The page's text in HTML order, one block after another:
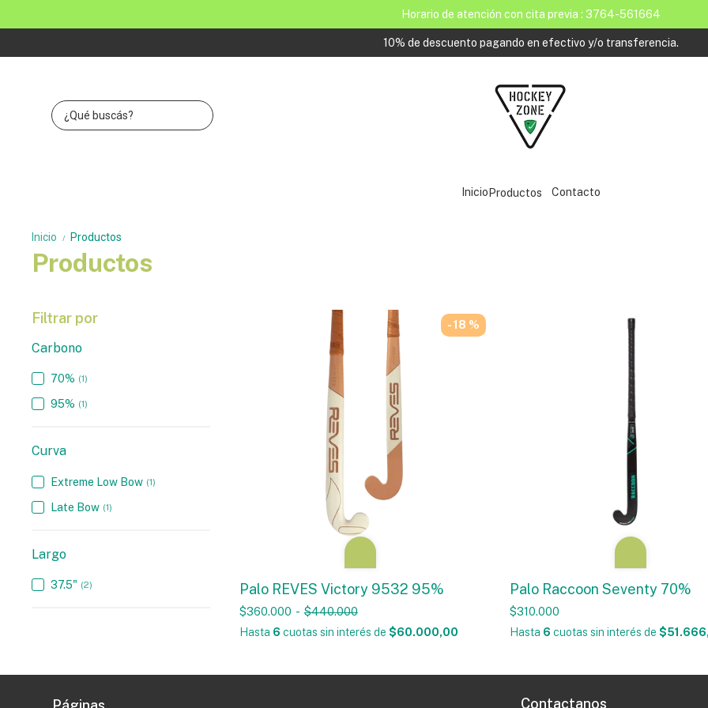
Horario de atención con cita previa : 3764-561664
10% de descuento pagando en efectivo y/o transferencia.
Inicio Productos Contacto
Inicio / Productos
Productos
Filtrar por
Carbono
70% (1)
95% (1)
Curva
Extreme Low Bow (1)
Late Bow (1)
Largo
37.5" (2)
- 18 %
Palo REVES Victory 9532 95%
$360.000 - $440.000
Hasta 6 cuotas sin interés de $60.000,00
Palo Raccoon Seventy 70%
$310.000
Hasta 6 cuotas sin interés de
Contactanos